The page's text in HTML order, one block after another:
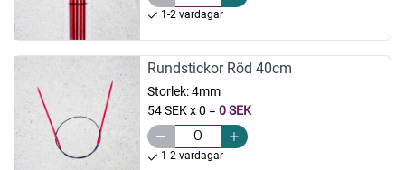
1-2 vardagar
Rundstickor Röd 40cm
Storlek:4mm
54 SEK x 0 = 0 SEK
1-2 vardagar